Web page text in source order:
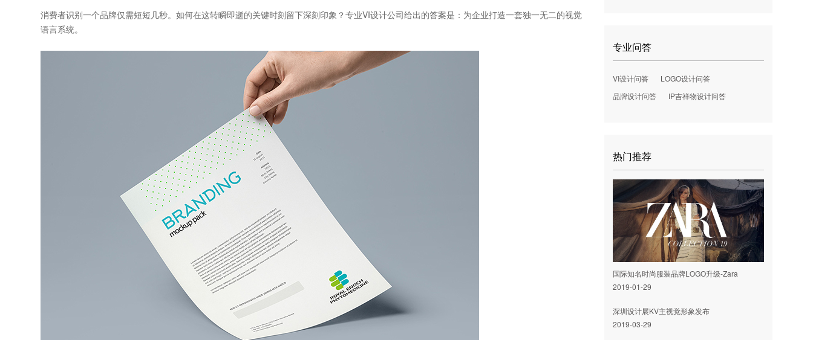
消费者识别一个品牌仅需短短几秒。如何在这转瞬即逝的关键时刻留下深刻印象？专业VI设计公司给出的答案是：为企业打造一套独一无二的视觉
语言系统。
专业问答
VI设计问答
LOGO设计问答
品牌设计问答
IP吉祥物设计问答
热门推荐
国际知名时尚服装品牌LOGO升级-Zara
2019-01-29
深圳设计展KV主视觉形象发布
2019-03-29